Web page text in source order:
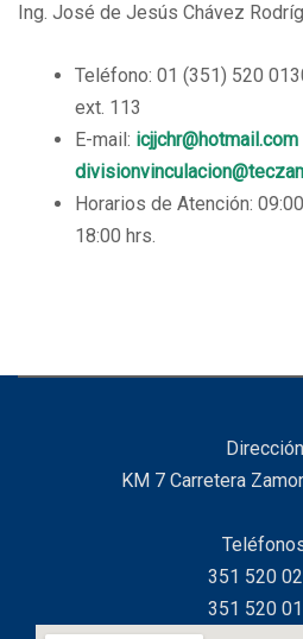
Ing. José de Jesús Chávez
Teléfono: 01 (351) 520
ext. 113
E-mail: icjjchr@hotmail.com
Horarios de Atención:
18:00 hrs.
KM 7 Carretera
351 520
351 520